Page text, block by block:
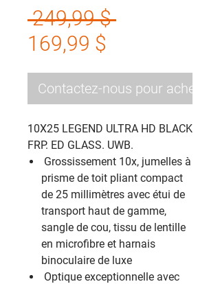
249,99 $ Prix
169,99 $
promotionnel
Contactez-nous pour acheter
10X25 LEGEND ULTRA HD BLACK
FRP. ED GLASS. UWB.
‎ Grossissement 10x, jumelles à
prisme de toit pliant compact
de 25 millimètres avec étui de
transport haut de gamme,
sangle de cou, tissu de lentille
en microfibre et harnais
binoculaire de luxe ‎
‎ Optique exceptionnelle avec